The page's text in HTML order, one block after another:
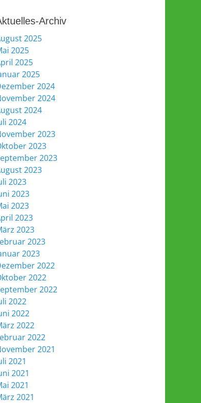
Archiv
2025
2025
2025
2025
2024
2024
2024
2024
2023
2023
2023
2023
2023
2023
2023
2023
2023
2023
2023
2022
2022
2022
2022
2022
2022
2022
2021
2021
2021
2021
2021